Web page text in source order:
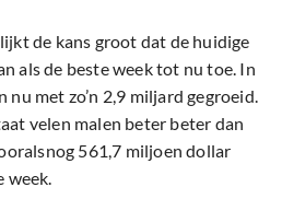
de kans groot dat de huidige
als de beste week tot nu toe. In
nu met zo’n 2,9 miljard gegroeid.
velen malen beter beter dan
561,7 miljoen dollar
week.